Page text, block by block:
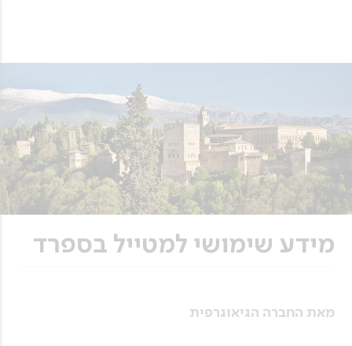
מידע שימושי למטייל בספרד
מאת החברה הגיאוגרפית